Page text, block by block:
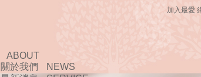
加入最愛
ABOUT
關於我們
NEWS